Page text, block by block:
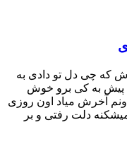
که چی دل تو دادی به
پیش به کی برو خوش
آخرش میاد اون روزی
دلت رفتی و بر